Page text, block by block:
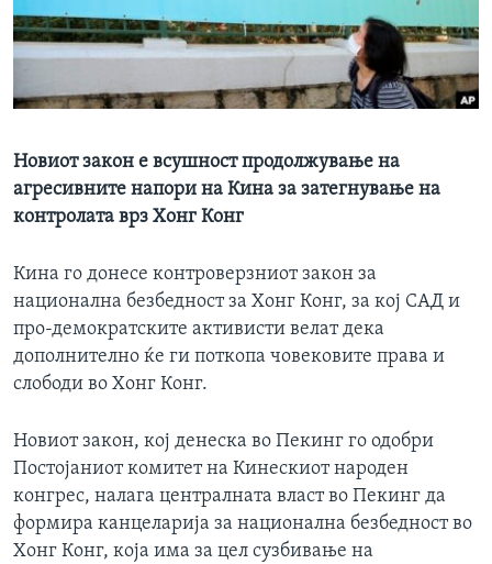
ИНТЕРВЈУА
Јазици
Новиот закон е всушност продолжување на
агресивните напори на Кина за затегнување на
контролата врз Хонг Конг
Кинa го донесе контроверзниот закон за
национална безбедност за Хонг Конг, за кој САД и
про-демократските активисти велат дека
дополнително ќе ги поткопа човековите права и
слободи во Хонг Конг.
Новиот закон, кој денеска во Пекинг го одобри
Постојаниот комитет на Кинескиот народен
конгрес, налага централната власт во Пекинг да
формира канцеларија за национална безбедност во
Хонг Конг, која има за цел сузбивање на